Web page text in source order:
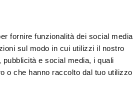
fornire funzionalità dei social media
sul modo in cui utilizzi il nostro
e social media, i quali
o che hanno raccolto dal tuo utilizzo